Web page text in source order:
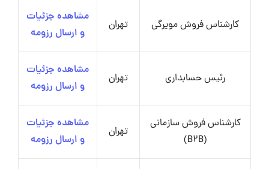
کارشناس فروش مویرگی تهران
مشاهده جزئیات
و ارسال رزومه
رئیس حسابداری تهران
مشاهده جزئیات
و ارسال رزومه
کارشناس فروش سازمانی
(B2B)
تهران
مشاهده جزئیات
و ارسال رزومه